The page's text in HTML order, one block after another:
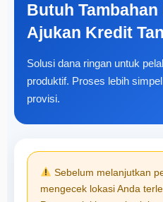
Butuh
Ajukan Kredit
Solusi dana ringan untuk
produktif. Proses lebih
provisi.
Sebelum melanjutkan
mengecek lokasi Anda